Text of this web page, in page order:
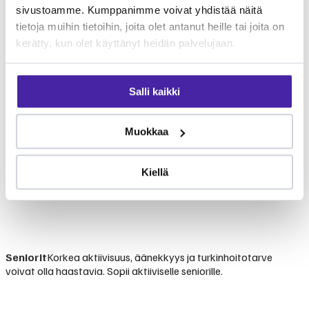
sivustoamme. Kumppanimme voivat yhdistää näitä
tietoja muihin tietoihin, joita olet antanut heille tai joita on
kerätty, kun olet käyttänyt heidän palvelujaan.
Salli kaikki
Muokkaa
Kiellä
SenioritKorkea aktiivisuus, äänekkyys ja turkinhoitotarve
voivat olla haastavia. Sopii aktiiviselle seniorille.